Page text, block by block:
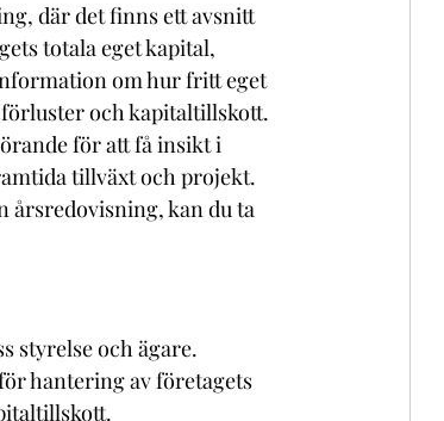
där det finns ett avsnitt
totala eget kapital,
om hur fritt eget
och kapitaltillskott.
för att få insikt i
tillväxt och projekt.
årsredovisning, kan du ta
styrelse och ägare.
hantering av företagets